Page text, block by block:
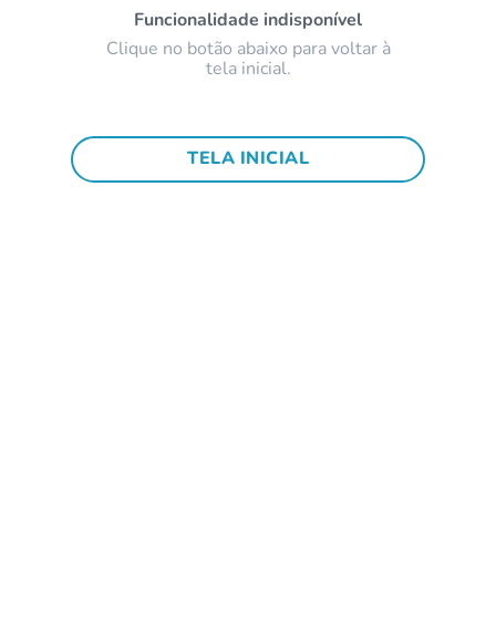
Funcionalidade indisponível
Clique no botão abaixo para voltar à
tela inicial.
TELA INICIAL